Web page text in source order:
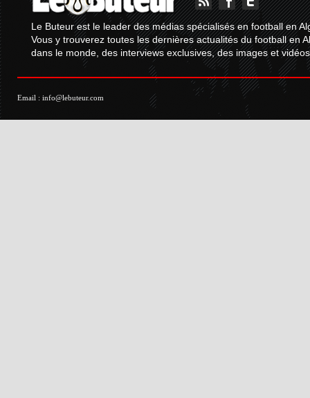
Le Buteur est le leader des médias spécialisés en football en
Vous y trouverez toutes les dernières actualités du football en
dans le monde, des interviews exclusives, des images et
Email : info@lebuteur.com